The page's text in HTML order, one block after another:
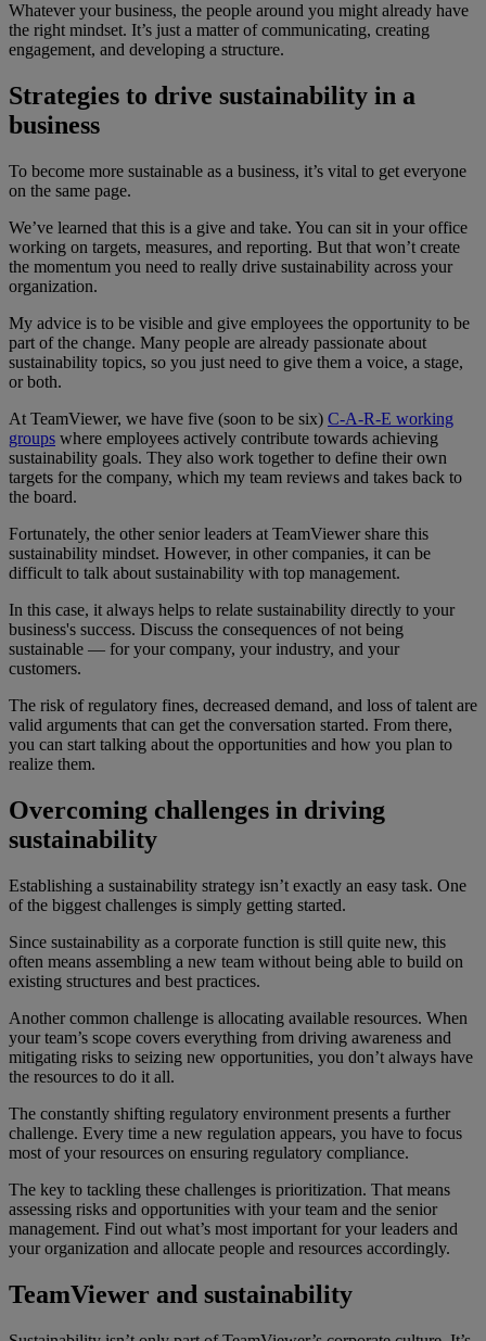
Whatever your business, the people around you might already have
the right mindset. It’s just a matter of communicating, creating
engagement, and developing a structure.
Strategies to drive sustainability in a
business
To become more sustainable as a business, it’s vital to get everyone
on the same page.
We’ve learned that this is a give and take. You can sit in your office
working on targets, measures, and reporting. But that won’t create
the momentum you need to really drive sustainability across your
organization.
My advice is to be visible and give employees the opportunity to be
part of the change. Many people are already passionate about
sustainability topics, so you just need to give them a voice, a stage,
or both.
At TeamViewer, we have five (soon to be six) C-A-R-E working
groups where employees actively contribute towards achieving
sustainability goals. They also work together to define their own
targets for the company, which my team reviews and takes back to
the board.
Fortunately, the other senior leaders at TeamViewer share this
sustainability mindset. However, in other companies, it can be
difficult to talk about sustainability with top management.
In this case, it always helps to relate sustainability directly to your
business's success. Discuss the consequences of not being
sustainable — for your company, your industry, and your
customers.
The risk of regulatory fines, decreased demand, and loss of talent are
valid arguments that can get the conversation started. From there,
you can start talking about the opportunities and how you plan to
realize them.
Overcoming challenges in driving
sustainability
Establishing a sustainability strategy isn’t exactly an easy task. One
of the biggest challenges is simply getting started.
Since sustainability as a corporate function is still quite new, this
often means assembling a new team without being able to build on
existing structures and best practices.
Another common challenge is allocating available resources. When
your team’s scope covers everything from driving awareness and
mitigating risks to seizing new opportunities, you don’t always have
the resources to do it all.
The constantly shifting regulatory environment presents a further
challenge. Every time a new regulation appears, you have to focus
most of your resources on ensuring regulatory compliance.
The key to tackling these challenges is prioritization. That means
assessing risks and opportunities with your team and the senior
management. Find out what’s most important for your leaders and
your organization and allocate people and resources accordingly.
TeamViewer and sustainability